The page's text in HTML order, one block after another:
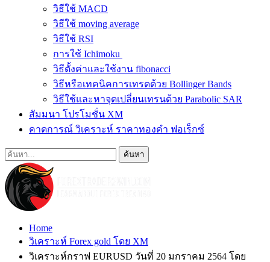
วิธีใช้ MACD
วิธีใช้ moving average
วิธีใช้ RSI
การใช้ Ichimoku
วิธีตั้งค่าและใช้งาน fibonacci
วิธีหรือเทคนิคการเทรดด้วย Bollinger Bands
วิธีใช้และหาจุดเปลี่ยนเทรนด้วย Parabolic SAR
สัมมนา โปรโมชั่น XM
คาดการณ์ วิเคราะห์ ราคาทองคำ ฟอเร็กซ์
Home
วิเคราะห์ Forex gold โดย XM
วิเคราะห์กราฟ EURUSD วันที่ 20 มกราคม 2564 โดย